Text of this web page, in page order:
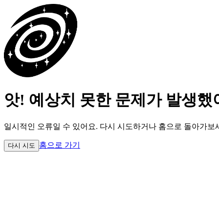
앗! 예상치 못한 문제가 발생했
일시적인 오류일 수 있어요. 다시 시도하거나 홈으로 돌아가보
다시 시도 홈으로 가기